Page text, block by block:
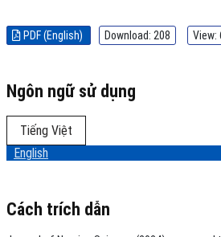
PDF (English) Download: 208 View:
Ngôn ngữ sử dụng
Tiếng Việt
English
Cách trích dẫn